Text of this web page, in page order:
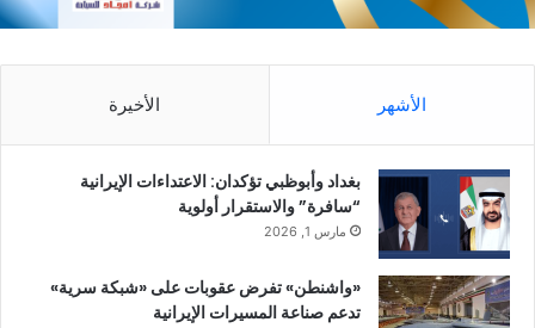
الأشهر الأخيرة
بغداد وأبوظبي تؤكدان: الاعتداءات الإيرانية
“سافرة” والاستقرار أولوية
مارس 1, 2026
«واشنطن» تفرض عقوبات على «شبكة سرية»
تدعم صناعة المسيرات الإيرانية